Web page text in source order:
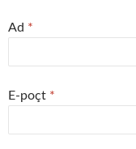
Ad *
E-poçt *